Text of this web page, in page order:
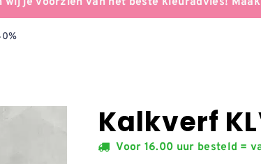
Kalkverf
Voor 16.00 uur besteld =